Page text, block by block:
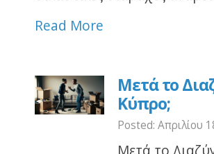
Read More
Μετά το
Κύπρο;
Posted: Απριλίου